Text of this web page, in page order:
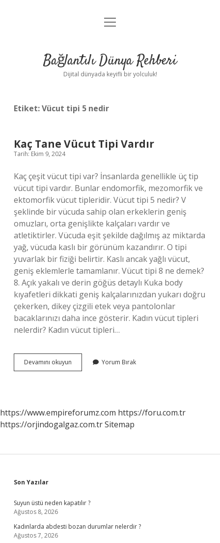
Anasayfa
Yasal Uyarı
menüyü
Bağlantılı Dünya Rehberi
Dijital dünyada keyifli bir yolculuk!
Etiket:Vücut tipi 5 nedir
Kaç Tane Vücut Tipi Vardır
Tarih: Ekim 9, 2024
Kaç çeşit vücut tipi var? İnsanlarda genellikle üç tip
vücut tipi vardır. Bunlar endomorfik, mezomorfik ve
ektomorfik vücut tipleridir. Vücut tipi 5 nedir? V
şeklinde bir vücuda sahip olan erkeklerin geniş
omuzları, orta genişlikte kalçaları vardır ve
atletiktirler. Vücuda eşit şekilde dağılmış az miktarda
yağ, vücuda kaslı bir görünüm kazandırır. O tipi
yuvarlak bir fiziği belirtir. Kaslı ancak yağlı vücut,
geniş eklemlerle tamamlanır. Vücut tipi 8 ne demek?
8. Açık yakalı ve derin göğüs detaylı Kuka body
kıyafetleri dikkati geniş kalçalarınızdan yukarı doğru
çekerken, dikey çizgili etek veya pantolonlar
bacaklarınızı daha ince gösterir. Kadın vücut tipleri
nelerdir? Kadın vücut tipleri…
Devamını okuyun
Tane
Yorum Bırak
https://www.empireforumz.com https://foru.com.tr
https://orjindogalgaz.com.trSitemap
Sidebar
Son Yazılar
Suyun üstü neden kapatılır ?
Ağustos 8, 2026
Kadınlarda abdesti bozan durumlar nelerdir ?
Ağustos 7, 2026